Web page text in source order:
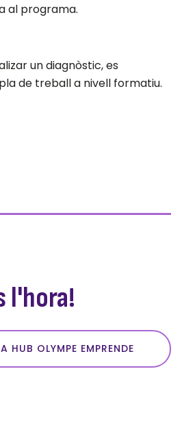
al programa.
un diagnòstic, es
de treball a nivell formatiu.
l'hora!
HUB OLYMPE EMPRENDE